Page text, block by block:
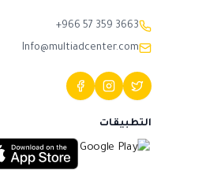
+966 57 359 3663
Info@multiadcenter.com
التطبيقات